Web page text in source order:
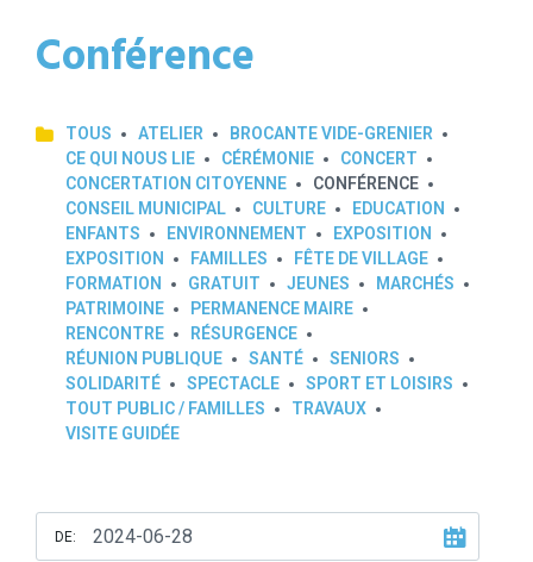
Conférence
TOUS ATELIER
BROCANTE VIDE-GRENIER
CE QUI NOUS LIE
CÉRÉMONIE
CONCERT
CONCERTATION CITOYENNE
CONFÉRENCE
CONSEIL MUNICIPAL
CULTURE
EDUCATION
ENFANTS
ENVIRONNEMENT
EXPOSITION
EXPOSITION
FAMILLES
FÊTE DE VILLAGE
FORMATION
GRATUIT JEUNES
MARCHÉS
PATRIMOINE
PERMANENCE MAIRE
RENCONTRE
RÉSURGENCE
RÉUNION PUBLIQUE
SANTÉ
SENIORS
SOLIDARITÉ
SPECTACLE
SPORT ET LOISIRS
TOUT PUBLIC / FAMILLES
TRAVAUX
VISITE GUIDÉE
DE: